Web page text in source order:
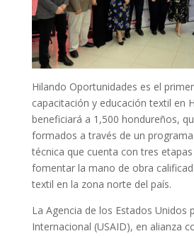
Hilando Oportunidades es el
capacitación y educación textil en
beneficiará a 1,500 hondureños,
formados a través de un
técnica que cuenta con tres
fomentar la mano de obra
textil en la zona norte del país.
La Agencia de los Estados Unidos
Internacional (USAID), en alianza